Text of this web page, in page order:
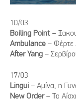
10/03
Βoiling Point –
Ambulance – Φέρτε
Αfter Yang –
17/03
Lingui – Αμίνα, η
Νew Order– Τα